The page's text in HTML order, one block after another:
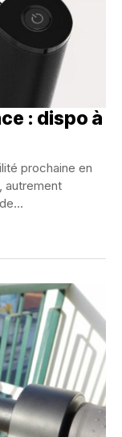
: dispo à
prochaine en
autrement